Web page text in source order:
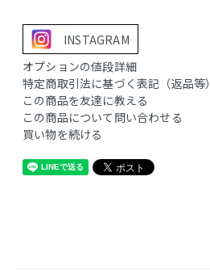
INSTAGRAM
オプションの値段詳細
特定商取引法に基づく表記（返品等）
この商品を友達に教える
この商品について問い合わせる
買い物を続ける